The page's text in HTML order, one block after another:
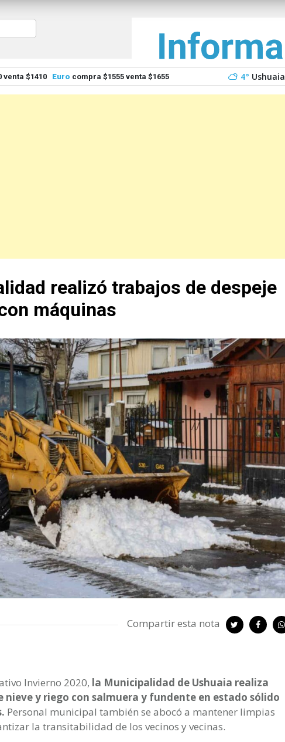
venta $1410 Euro compra $1555 venta $1655 4° Ushuaia
realizó trabajos de despeje
máquinas
Compartir esta nota
Invierno 2020, la Municipalidad de Ushuaia realiza
nieve y riego con salmuera y fundente en estado sólido
Personal municipal también se abocó a mantener limpias
la transitabilidad de los vecinos y vecinas.